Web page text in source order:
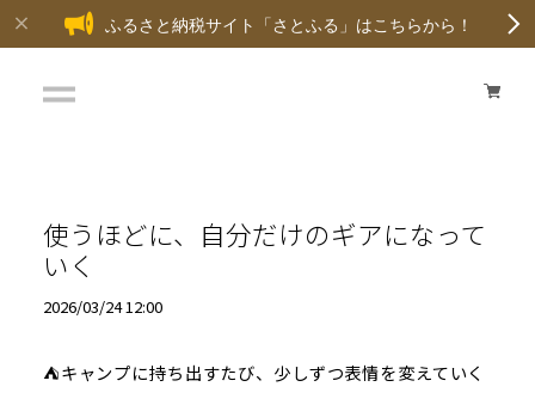
ふるさと納税サイト「さとふる」はこちらから！
使うほどに、自分だけのギアになって
いく
2026/03/24 12:00
⛺キャンプに持ち出すたび、少しずつ表情を変えていく